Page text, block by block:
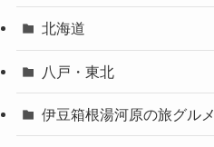
北海道
八戸・東北
伊豆箱根湯河原の旅グルメ